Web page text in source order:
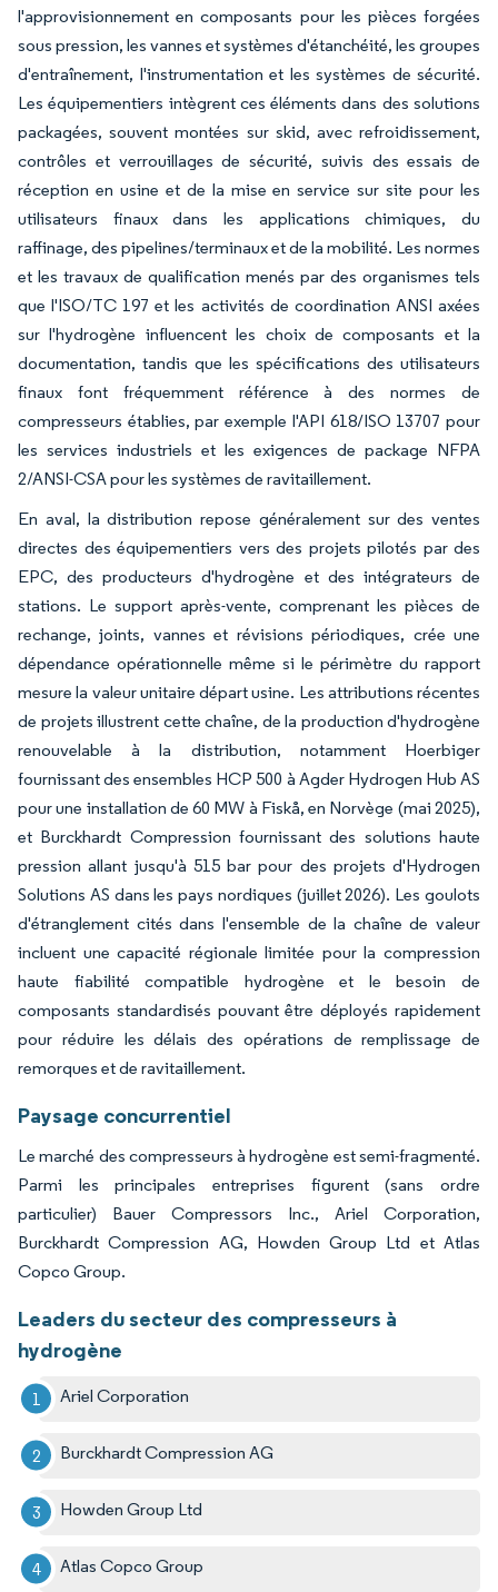
l'approvisionnement en composants pour les pièces forgées
sous pression, les vannes et systèmes d'étanchéité, les groupes
d'entraînement, l'instrumentation et les systèmes de sécurité.
Les équipementiers intègrent ces éléments dans des solutions
packagées, souvent montées sur skid, avec refroidissement,
contrôles et verrouillages de sécurité, suivis des essais de
réception en usine et de la mise en service sur site pour les
utilisateurs finaux dans les applications chimiques, du
raffinage, des pipelines/terminaux et de la mobilité. Les normes
et les travaux de qualification menés par des organismes tels
que l'ISO/TC 197 et les activités de coordination ANSI axées
sur l'hydrogène influencent les choix de composants et la
documentation, tandis que les spécifications des utilisateurs
finaux font fréquemment référence à des normes de
compresseurs établies, par exemple l'API 618/ISO 13707 pour
les services industriels et les exigences de package NFPA
2/ANSI-CSA pour les systèmes de ravitaillement.
En aval, la distribution repose généralement sur des ventes
directes des équipementiers vers des projets pilotés par des
EPC, des producteurs d'hydrogène et des intégrateurs de
stations. Le support après-vente, comprenant les pièces de
rechange, joints, vannes et révisions périodiques, crée une
dépendance opérationnelle même si le périmètre du rapport
mesure la valeur unitaire départ usine. Les attributions récentes
de projets illustrent cette chaîne, de la production d'hydrogène
renouvelable à la distribution, notamment Hoerbiger
fournissant des ensembles HCP 500 à Agder Hydrogen Hub AS
pour une installation de 60 MW à Fiskå, en Norvège (mai 2025),
et Burckhardt Compression fournissant des solutions haute
pression allant jusqu'à 515 bar pour des projets d'Hydrogen
Solutions AS dans les pays nordiques (juillet 2026). Les goulots
d'étranglement cités dans l'ensemble de la chaîne de valeur
incluent une capacité régionale limitée pour la compression
haute fiabilité compatible hydrogène et le besoin de
composants standardisés pouvant être déployés rapidement
pour réduire les délais des opérations de remplissage de
remorques et de ravitaillement.
Paysage concurrentiel
Le marché des compresseurs à hydrogène est semi-fragmenté.
Parmi les principales entreprises figurent (sans ordre
particulier) Bauer Compressors Inc., Ariel Corporation,
Burckhardt Compression AG, Howden Group Ltd et Atlas
Copco Group.
Leaders du secteur des compresseurs à
hydrogène
Ariel Corporation
Burckhardt Compression AG
Howden Group Ltd
Atlas Copco Group